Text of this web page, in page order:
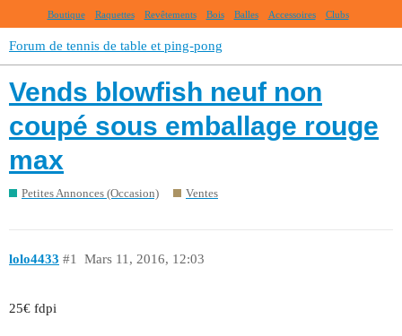
Boutique Raquettes Revêtements Bois Balles Accessoires Clubs
Forum de tennis de table et ping-pong
Vends blowfish neuf non
coupé sous emballage rouge
max
Petites Annonces (Occasion) Ventes
lolo4433 Mars 11, 2016, 12:03
#1
25€ fdpi